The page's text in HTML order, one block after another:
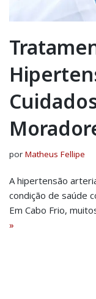
por Matheus Fellipe
A hipertensão
condição de saúde
Em Cabo Frio,
»